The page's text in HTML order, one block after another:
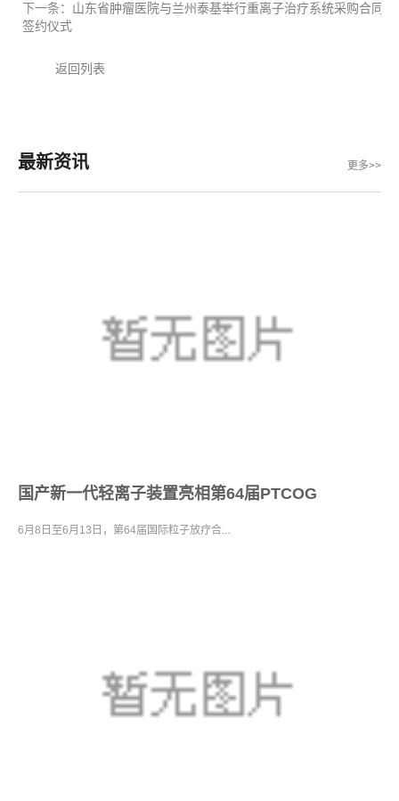
下一条： 山东省肿瘤医院与兰州泰基举行重离子治疗系统采购合同
签约仪式
返回列表
最新资讯 更多>>
国产新一代轻离子装置亮相第64届PTCOG
6月8日至6月13日，第64届国际粒子放疗合...